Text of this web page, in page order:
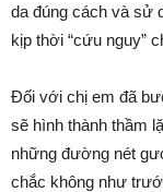
da đúng cách và sử
kịp thời “cứu nguy”
Đối với chị em đã
sẽ hình thành thầm
những đường nét
chắc không như